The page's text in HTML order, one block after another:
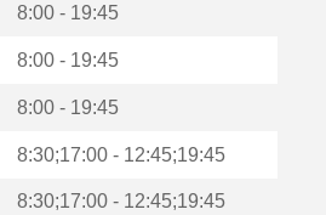
8:00 - 19:45
8:00 - 19:45
8:00 - 19:45
8:30;17:00 - 12:45;19:45
8:30;17:00 - 12:45;19:45